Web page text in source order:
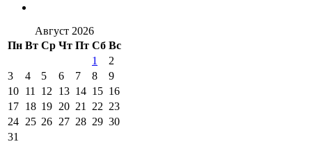
Август 2026
Пн Вт Ср Чт Пт Сб Вс
1
2
3
4 5 6 7 8
9
10 11 12 13 14 15 16
17 18 19 20 21 22 23
24 25 26 27 28 29 30
31